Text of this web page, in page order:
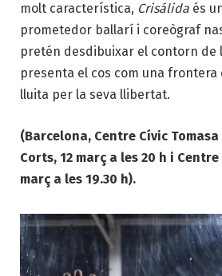
molt característica, Crisálida és
prometedor ballarí i coreògraf
pretén desdibuixar el contorn de
presenta el cos com una frontera
lluita per la seva llibertat.
(Barcelona, Centre Cívic Tomasa
Corts, 12 març a les 20 h i
març a les 19.30 h).